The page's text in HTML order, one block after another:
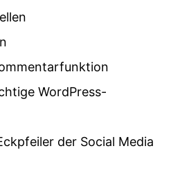
WordPress-
der Social Media